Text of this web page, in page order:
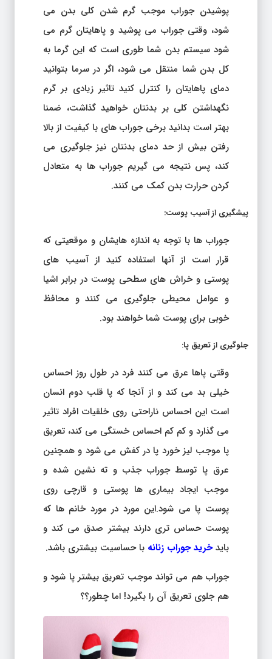
پوشیدن جوراب موجب گرم شدن کلی بدن می
شود، وقتی جوراب می پوشید و پاهایتان گرم می
شود سیستم بدن شما طوری است که این گرما به
کل بدن شما منتقل می شود، اگر در سرما بتوانید
دمای پاهایتان را کنترل کنید تاثیر زیادی بر گرم
نگهداشتن کلی بر بدنتان خواهید گذاشت، ضمنا
بهتر است بدانید برخی جوراب های با کیفیت از بالا
رفتن بیش از حد دمای بدنتان نیز جلوگیری می
کند، پس نتیجه می گیریم جوراب ها به متعادل
کردن حرارت بدن کمک می کنند.
پیشگیری از آسیب پوست:
جوراب ها با توجه به اندازه هایشان و موقعیتی که
قرار است از آنها استفاده کنید از آسیب های
پوستی و خراش های سطحی پوست در برابر اشیا
و عوامل محیطی جلوگیری می کنند و محافظ
خوبی برای پوست شما خواهند بود.
جلوگیری از تعریق پا:
وقتی پاها عرق می کنند فرد در طول روز احساس
خیلی بد می کند و از آنجا که پا قلب دوم انسان
است این احساس ناراحتی روی خلقیات افراد تاثیر
می گذارد و کم کم احساس خستگی می کند، تعریق
پا موجب لیز خورد پا در کفش می شود و همچنین
عرق پا توسط جوراب جذب و ته نشین شده و
موجب ایجاد بیماری ها پوستی و قارچی روی
پوست پا می شود.این مورد در مورد خانم ها که
پوست حساس تری دارند بیشتر صدق می کند و
بایدخرید جوراب زنانه با حساسیت بیشتری باشد.
جوراب هم می تواند موجب تعریق بیشتر پا شود و
هم جلوی تعریق آن را بگیرد! اما چطور؟؟